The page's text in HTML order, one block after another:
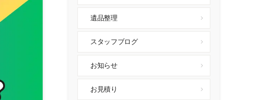
遺品整理
スタッフブログ
お知らせ
お見積り